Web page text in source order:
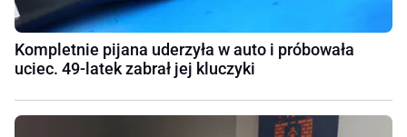
Kompletnie pijana uderzyła w auto i próbowała
uciec. 49-latek zabrał jej kluczyki